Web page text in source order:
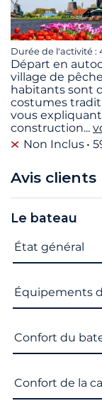
Durée de l'activité :
Départ en
village de
habitants sont
costumes
vous
construction...
Non Inclus
Avis clients
Le bateau
Nom du critère
État général
Équipements
Confort du
Confort de la